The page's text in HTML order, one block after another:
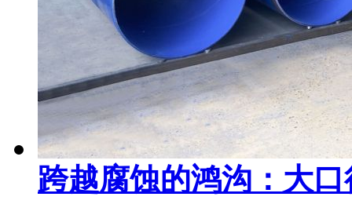
跨越腐蚀的鸿沟：大